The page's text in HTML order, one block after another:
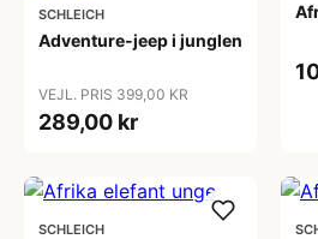
SCHLEICH
Adventure-jeep i junglen
VEJL. PRIS 399,00 KR
289,00 kr
SCHLEICH